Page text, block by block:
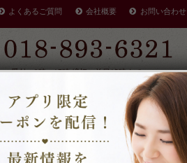
よくあるご質問 会社概要 お問い合わせ
受付：9時～17時 締切：前日15時まで
ケータリングやその他のご予約により
早く店を閉める場合があります。